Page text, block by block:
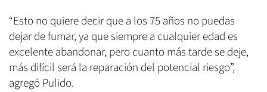
“Esto no quiere decir que a los 75 años no puedas
dejar de fumar, ya que siempre a cualquier edad es
excelente abandonar, pero cuanto más tarde se deje,
más difícil será la reparación del potencial riesgo”,
agregó Pulido.